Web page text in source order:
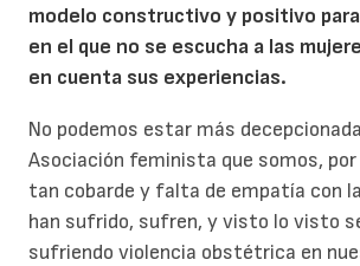
modelo constructivo y positivo
en el que no se escucha a las
en cuenta sus experiencias.
No podemos estar más
Asociación feminista que somos,
tan cobarde y falta de empatía con
han sufrido, sufren, y visto lo visto
sufriendo violencia obstétrica en